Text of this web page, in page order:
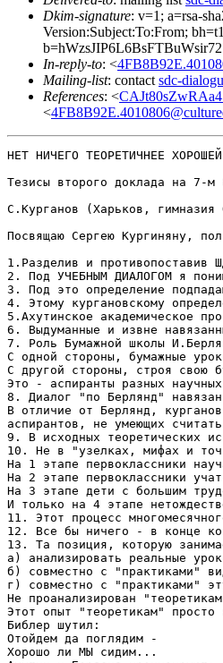
Dkim-signature: v=1; a=rsa-
Version:Subject:To:From;
In-reply-to: <
Mailing-list: contact sdc-
References: <
<
НЕТ НИЧЕГО ТЕОРЕТИЧНЕЕ ХОРОШЕЙ ПРАКТИКИ

Тезисы второго доклада на 7-м Большом семинаре по ШДК в Киеве

С.Курганов (Харьков, гимназия ОЧАГ).

Посвящаю Сергею Кургиняну, политологу и общественному деятелю России.

1.Разделив и противопоставив ШДК по Библеру и УЧЕБНЫЙ ДИАЛОГ по Курганову, академик А.Ахутин запутался сам и запутал языкознание.
2. Под УЧЕБНЫМ ДИАЛОГОМ я понимаю ситуацию в обучении, в которой учебный предмет ( предмет понимания) для учащихся и учителя выступает как не совпадающий ни с одним из логически различных способов понимания, принадлежащих ученикам, учителям, авторам произведений античной, средневековой. новововременной, современной культур.
3. Под это определение подпадают ВСЕ БЕЗ ИСКЛЮЧЕНИЯ учебные дискуссии, которы я проводил и которые именно по этому логическому критерию (см. п.2) отобрал для публикаций.
4. Этому кургановскому определению соответствуют все учебные диалоги, которые сконструированы преподавателем философского факультета РГГУ, психологом, членом Союза активных москвичей;, участницей Марша миллионов Ириной Берлянд. Различие лишь в том, что диалоги И.Берлянд выдуманы - отчасти в подражание, отчасти в логическое завершение исходных уроков Курганова. Мои же уроки проведены реально и могут быть экспериментально воспроизведены. Милости прошу на эти диалоги в гимназию ОЧАГ, г.Харьков.
5.Ахутинское академическое противопоставление бумажной - И.Берлянд - и реальной - моей и Литовского - школ надумано и логически некорректно. Как с удивлением отметил А.Волынец, по академику Ахутину выходит, что уроки Берлянд полностью соответствуют логическим замыслам В.Библера, а уроки Курганова - это в основном типичное не то - голая эмпирия, компромисс, логическая неряшливость и пр. Вообще, для академика Ахутина практика - это не критерий истины, не революционная практика, не единство изменения обстоятельств и самоизменения, как для нас с В.Литовским, а вульгарная эмпирия, которую можно и должно высокомерно поучать и надменно пинать ногами.
6. Выдуманные и извне навязанные практике школы книги Ирины Берлянд грубо отождествляются академиком Ахутиным с регулятивной идеей ШДК по Библеру и столь же грубо противопоставляются ползучей эмпирии уроков Курганова и Литовского. Академик Ахутин, правда, говорит, что у Курганова хороши "точки", а у Литовского "мифы и узелки", но, как мы с Литовским не старались, так и не смогли понять, что за точки, мифы и узелки академик Ахутин имеет в виду.
7. Роль Бумажной школы И.Берлянд амбивалентна для развития ШДК по Библеру.
С одной стороны, бумажные уроки И.Берлянд доказывают логическую возможность не-давыдовского ( то есть не-гегелевского) развертывания таких важных для школы понятий, как число и слово. Бумажные уроки Берлянд - пусть и в рафинированной форме - но все же могут быть хрестоматией уже произведенных диалогов, собранных вместе, а не разрозненных по разным книгам и статьям Курганова и Литовского.
С другой стороны, строя свою бумажную школу, Ирина Берлянд отвлекается от возрастного и психолого-педагогичнеского генезиса тех субъектов учебной деятельности, которые она. подражая Лакатосу, назвала греческими буквами.
Это - аспиранты разных научных кафедр, выучившие философию Библера, умеющие строить диалоги в логике Библера, заинтересованные в предметном развитии идей Библера, но притворившиеся - для игры - первоклассниками, едва умеющими считать, писать и читать. Это взрослые, априорно владеющие способностью договариваться, разлагая любую предметную проблему в диалог логических голосов на уровне, превышающем уровень взаимопонимания Бора и Эйнштейна, диалог которых прерывался, а затем и вовсе завершился оттого, что ученые не понимали друг друга. 
8. Диалог "по Берлянд" навязан извне и детской психологии, и Школе диалога культур, и - современной математике и лингвистике. В этом - огромный вред бумажной школы. Книги Берлянд создают иллюзию, что современные ученые, придерживающиеся различных точек зрения, с легкостью находят взаимопонимание при построении диалогических понятий. Книги Берлянд создают иллюзию того, что мнографии современных математиков и лингвистов и учебники, в которых отражены достижения теории чисел или фонетики могут быть с такой же легкостью построены "по Библеру", то есть как открытый диалог логик. Книги Берлянд создают иллюзию, что и диалогичнеское образование младших школьников может строиться с такой же необычайной легкостью.
В отличие от Берлянд, курганов и Литовский учат не выдуманных
аспирантов, не умеющих считать, читать и писать, но зато мастерски умеющих в коммуникации применять логику Библера, а реальных младших школьников. Реальные первоклассники не только плохо считают и пишут, но и не умеют вести диалоги "по Библеру". И начальная ШДК этому умению начинает учить.
9. В исходных теоретических исследованиях Курганова, которые затем пересказывает в своих "обобщающих опыт учителей" статьях И.Берлянд, и которые упорно не замечает Ахутин, пренебрежительно отнеся меня и Литовского к "практикам", ведь теоретик для Ахутина - это только Берлянд, показано, что то, что для Берлянд - исходный этап работы над числом и словом ( понимающее число и слово учебное сообщество, способное строить и удерживать диалогическое понятие как форму своего общения), в реальной ШДК - поначалу только дальняя перспектива.
10. Не в "узелках, мифах и точках", а психолого-педагогических исследованиях учителя ШДК показывают, что тот уровень диалогизма, который И.Берлянд рассматривает как естественный и натуральный для своих персонажей, достигается сложно и поэтапно.
На 1 этапе первоклассники научаются выражать свое понимание предмета в слове, рисунке, схеме. И тут не обойтись без столь презираемой академиком Ахутиным детской неповторимой креативности, которую Библер, впрочем, называл конгениальностью сознания ребенка и - мышления современного ученого.
На 2 этапе первоклассники учатся воспроизводить подобным образом точку зрения другого человека.
На 3 этапе дети с большим трудом осознают ( они эгоцентричны) и могут это различие выразить в слове, рисунке или схеме.
И только на 4 этапе нетождественность предмета понимания ни одной из логически различных точек зрения становится детям удивительным и представляет собой из личную проблему - только это и означает, что дети попали в ТОЧКУ УДИВЛЕНИЯ.
11. Этот процесс многомесячного формирования "точки удивления", который у Берлянд сразу дан как подарок автора - воображаемым персонажам, в начальной школе происходит в процессе освоения таких ПРЕДМЕТНЫХ ДЕЙСТВИЙ как счет, выразительное чтение и письмо. Диалог с системой В.Давыдова и удержание логики выготскианской советской психологии очень существенен для нас. У Берлянд он полностью снят, уроки бумажной школы не предполагают освоения ПРЕДМЕНТЫХ ДЕЙСТВИЙ, образование сводится только к разговорам. Два полюса советской выготскианской психологии - культурно-орудийный и внутренне-речевой редуцируются к логике смыслов, вне освоения логики значений. Мучительный для Библера конфликт значения и смысла снимается - и начальная школа в ее бумажной форме становится школой болтунов.
12. Все бы ничего - в конце концов и книги Берлянд, и реплики Ахутина - это всего лишь тексты. Но после ухода Библера сотрудничество между "теоретиками" и "практиками" ШДК приобрело весьма неприглядные черты. Библер, будучи философом, был, как и мы, учителя, революционным практиком, стремящимся к изменению общества и образования и самоизменению. Библер был марксистом, революционная практика была для него, как для марксиста, критериальной, а не как у современных либералов, предметом иронии и нудных высокомерных поучений. Для Библера исходной клеточкой педагогики был, как и